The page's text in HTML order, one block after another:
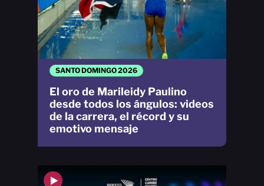
SANTO DOMINGO 2026
El oro de Marileidy Paulino
desde todos los ángulos: videos
de la carrera, el récord y su
emotivo mensaje